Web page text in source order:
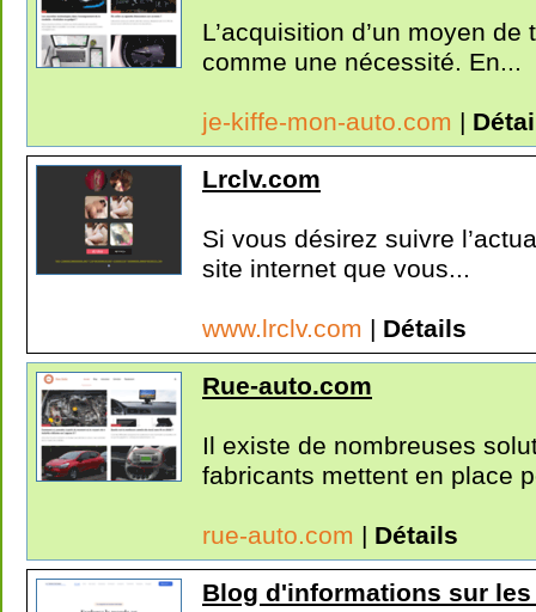
L’acquisition d’un moyen de
comme une nécessité. En...
je-kiffe-mon-auto.com |
Lrclv.com
Si vous désirez suivre
site internet que vous...
www.lrclv.com | Détails
Rue-auto.com
Il existe de nombreuses
fabricants mettent en place
rue-auto.com | Détails
Blog d'informations sur